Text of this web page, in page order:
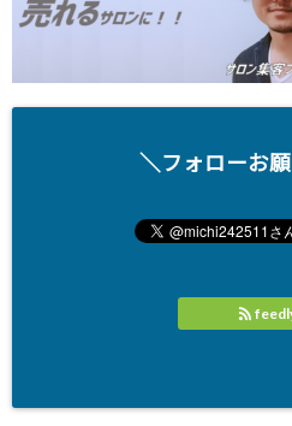
＼フォローお